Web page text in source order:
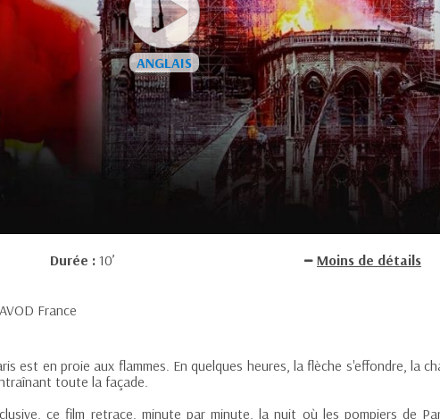
Durée : 10’
Moins de détails
France
est en proie aux flammes. En quelques heures, la flèche s'effondre, la
toute la façade.
ce film retrace, minute par minute, la nuit où les pompiers de